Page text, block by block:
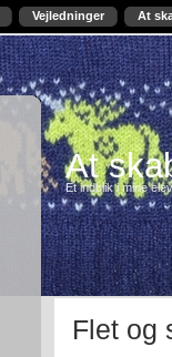
Vejledninger At
At
Et indblik i mine
Flet og